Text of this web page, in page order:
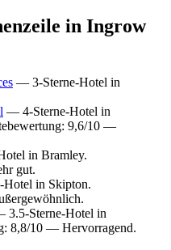
in Ingrow
— 3-Sterne-Hotel in
— 4-Sterne-Hotel in
9,6/10 —
in Bramley.
gut.
in Skipton.
3.5-Sterne-Hotel in
8,8/10 — Hervorragend.